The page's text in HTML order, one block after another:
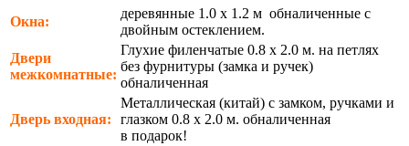
Окна:
деревянные 1.0 х 1.2 м обналиченные с
двойным остеклением.
Двери
межкомнатные:
Глухие филенчатые 0.8 х 2.0 м. на петлях
без фурнитуры (замка и ручек)
обналиченная
Дверь входная:
Металлическая (китай) с замком, ручками и
глазком 0.8 х 2.0 м. обналиченная
в подарок!